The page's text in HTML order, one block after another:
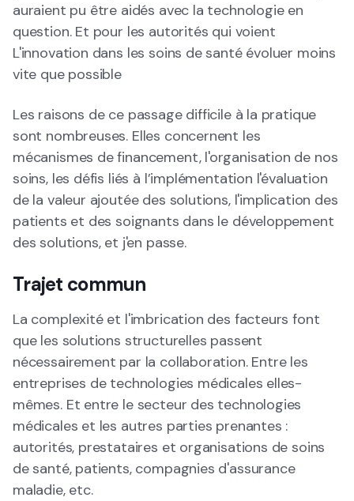
auraient pu être aidés avec la technologie en
question. Et pour les autorités qui voient
L'innovation dans les soins de santé évoluer moins
vite que possible
Les raisons de ce passage difficile à la pratique
sont nombreuses. Elles concernent les
mécanismes de financement, l'organisation de nos
soins, les défis liés à l’implémentation l'évaluation
de la valeur ajoutée des solutions, l'implication des
patients et des soignants dans le développement
des solutions, et j'en passe.
Trajet commun
La complexité et l'imbrication des facteurs font
que les solutions structurelles passent
nécessairement par la collaboration. Entre les
entreprises de technologies médicales elles-
mêmes. Et entre le secteur des technologies
médicales et les autres parties prenantes :
autorités, prestataires et organisations de soins
de santé, patients, compagnies d'assurance
maladie, etc.